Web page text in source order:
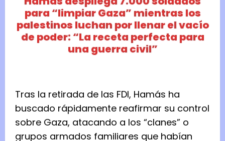
para “limpiar Gaza” mientras los
palestinos luchan por llenar el vacío
de poder: “La receta perfecta para
una guerra civil”
Tras la retirada de las FDI, Hamás ha
buscado rápidamente reafirmar su control
sobre Gaza, atacando a los “clanes” o
grupos armados familiares que habían